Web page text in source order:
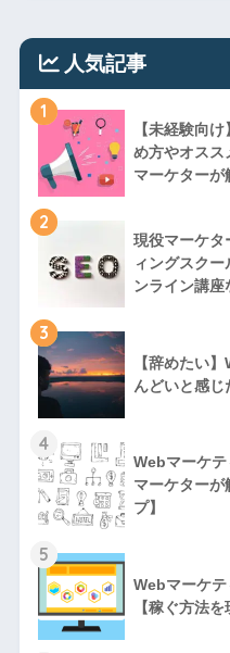
人気記事
1
【未経験向
め方やオスス
マーケターが
2
現役マーケタ
ィングスク
ンライン講座
3
【辞めたい
んどいと感
4
Webマーケ
マーケターが
プ】
5
Webマーケテ
【稼ぐ方法